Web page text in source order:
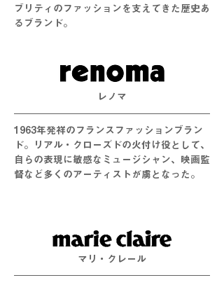
ブリティのファッションを支えてきた歴史あ
るブランド。
レノマ
1963年発祥のフランスファッションブラン
ド。リアル・クローズドの火付け役として、
自らの表現に敏感なミュージシャン、映画監
督など多くのアーティストが虜となった。
​マリ・クレール